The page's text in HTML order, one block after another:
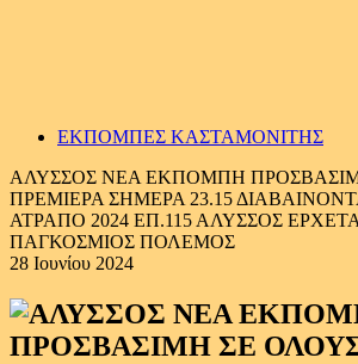
ΕΚΠΟΜΠΕΣ ΚΑΣΤΑΜΟΝΙΤΗΣ
ΑΛΥΣΣΟΣ ΝΕΑ ΕΚΠΟΜΠΗ
ΠΡΕΜΙΕΡΑ ΣΗΜΕΡΑ 23.15
ΑΤΡΑΠΟ 2024 ΕΠ.115 ΑΛΥΣΣΟΣ
ΠΑΓΚΟΣΜΙΟΣ ΠΟΛΕΜΟΣ
28 Ιουνίου 2024